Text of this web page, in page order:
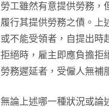
勞工雖然有意提供勞務，
履行其提供勞務之債。上
或不能受領者，自提出時
拒絕時，雇主即應負擔拒
勞務遲延者，受僱人無補
無論上述哪一種狀況或論